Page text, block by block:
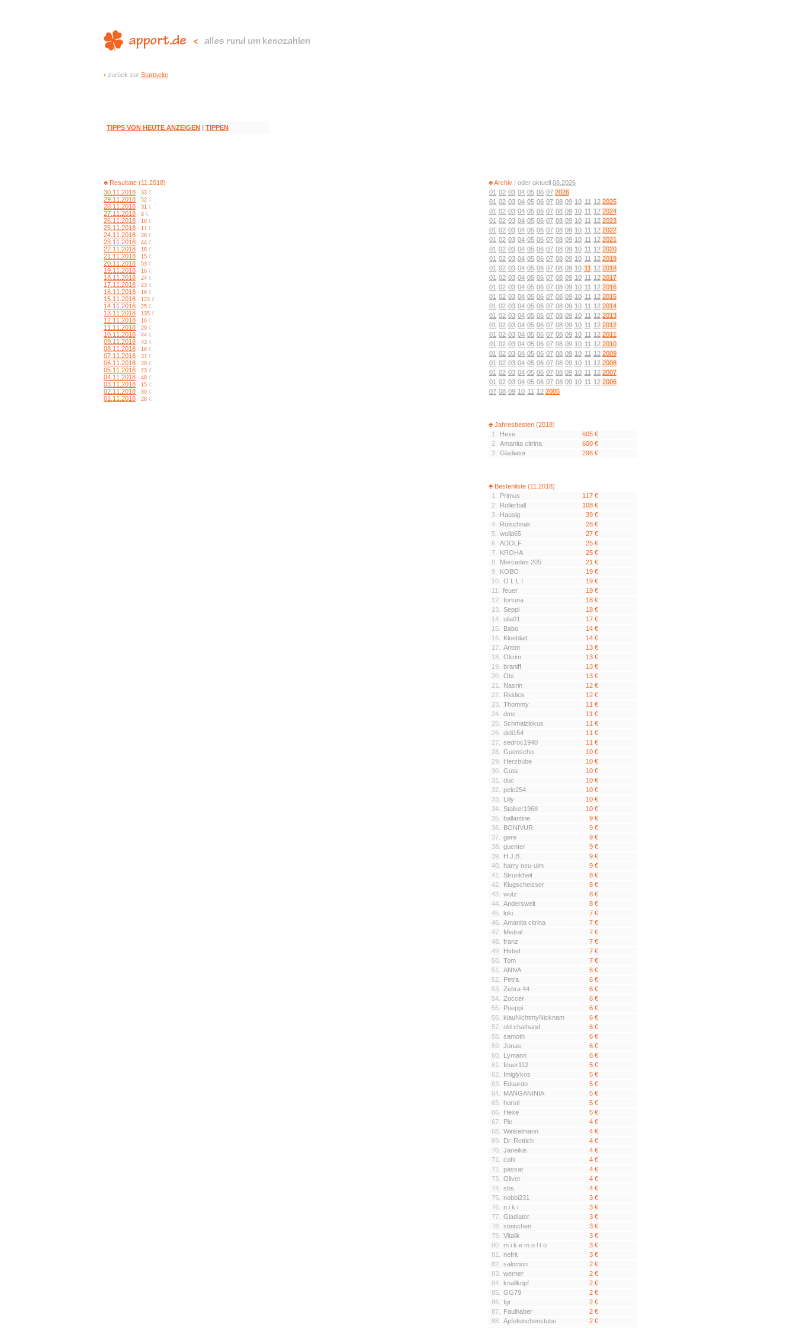
‹ zurück zur Startseite
TIPPS VON HEUTE ANZEIGEN | TIPPEN
♣ Resultate (11.2018)
30.11.2018 - 33 €
29.11.2018 - 52 €
28.11.2018 - 31 €
27.11.2018 - 8 €
26.11.2018 - 18 €
25.11.2018 - 17 €
24.11.2018 - 28 €
23.11.2018 - 44 €
22.11.2018 - 16 €
21.11.2018 - 15 €
20.11.2018 - 53 €
19.11.2018 - 16 €
18.11.2018 - 24 €
17.11.2018 - 23 €
16.11.2018 - 16 €
15.11.2018 - 123 €
14.11.2018 - 25 €
13.11.2018 - 135 €
12.11.2018 - 16 €
11.11.2018 - 29 €
10.11.2018 - 44 €
09.11.2018 - 43 €
08.11.2018 - 16 €
07.11.2018 - 37 €
06.11.2018 - 20 €
05.11.2018 - 23 €
04.11.2018 - 48 €
03.11.2018 - 15 €
02.11.2018 - 30 €
01.11.2018 - 28 €
♣ Archiv | oder aktuell 08.2026
01 02 03 04 05 06 07 2026
01 02 03 04 05 06 07 08 09 10 11 12 2025
01 02 03 04 05 06 07 08 09 10 11 12 2024
01 02 03 04 05 06 07 08 09 10 11 12 2023
01 02 03 04 05 06 07 08 09 10 11 12 2022
01 02 03 04 05 06 07 08 09 10 11 12 2021
01 02 03 04 05 06 07 08 09 10 11 12 2020
01 02 03 04 05 06 07 08 09 10 11 12 2019
01 02 03 04 05 06 07 08 09 10 11 12 2018
01 02 03 04 05 06 07 08 09 10 11 12 2017
01 02 03 04 05 06 07 08 09 10 11 12 2016
01 02 03 04 05 06 07 08 09 10 11 12 2015
01 02 03 04 05 06 07 08 09 10 11 12 2014
01 02 03 04 05 06 07 08 09 10 11 12 2013
01 02 03 04 05 06 07 08 09 10 11 12 2012
01 02 03 04 05 06 07 08 09 10 11 12 2011
01 02 03 04 05 06 07 08 09 10 11 12 2010
01 02 03 04 05 06 07 08 09 10 11 12 2009
01 02 03 04 05 06 07 08 09 10 11 12 2008
01 02 03 04 05 06 07 08 09 10 11 12 2007
01 02 03 04 05 06 07 08 09 10 11 12 2006
07 08 09 10 11 12 2005
♣ Jahresbesten (2018)
1.
Hexe
605 €
2.
Amanita citrina
600 €
3.
Gladiator 296 €
♣ Bestenliste (11.2018)
1.
Primus
117 €
2.
Rollerball
108 €
3.
Hausig
39 €
4.
Roischnak
28 €
5.
wolla65
27 €
6.
ADOLF
25 €
7.
KROHA
25 €
8.
Mercedes 205
21 €
9.
KOBO
19 €
10.
O L L I
19 €
11.
feuer
19 €
12.
fortuna
18 €
13.
Seppi
18 €
14.
ulla01
17 €
15.
Babo
14 €
16.
Kleeblatt
14 €
17.
Anton
13 €
18.
Okrim
13 €
19.
braniff
13 €
20.
Obi
13 €
21.
Nasrin
12 €
22.
Riddick
12 €
23.
Thommy
11 €
24.
dmc
11 €
25.
Schmalzlokus
11 €
26.
didi154
11 €
27.
sedroc1940
11 €
28.
Guenscho
10 €
29.
Herzbube
10 €
30.
Guta
10 €
31.
duc
10 €
32.
pele254
10 €
33.
Lilly
10 €
34.
Stalker1968
10 €
35.
ballantine
9 €
36.
BONIVUR
9 €
37.
gere
9 €
38.
guenter
9 €
39.
H.J.B.
9 €
40.
harry neu-ulm
9 €
41.
Strunkheit
8 €
42.
Klugscheisser
8 €
43.
wutz
8 €
44.
Anderswelt
8 €
45.
loki
7 €
46.
Amanita citrina
7 €
47.
Mistral
7 €
48.
franz
7 €
49.
Hirbel
7 €
50.
Tom
7 €
51.
ANNA
6 €
52.
Petra
6 €
53.
Zebra 44
6 €
54.
Zoccer
6 €
55.
Pueppi
6 €
56.
klauNichtmyNicknam
6 €
57.
old chathand
6 €
58.
samoth
6 €
59.
Jonas
6 €
60.
Lymann
6 €
61.
feuer112
5 €
62.
Imiglykos
5 €
63.
Eduardo
5 €
64.
MANGANINIA
5 €
65.
horsti
5 €
66.
Hexe
5 €
67.
Pie
4 €
68.
Winkelmann
4 €
69.
Dr. Rettich
4 €
70.
Janeikis
4 €
71.
cohi
4 €
72.
passat
4 €
73.
Oliver
4 €
74.
sbs
4 €
75.
nobbi231
3 €
76.
n i k i
3 €
77.
Gladiator
3 €
78.
steinchen
3 €
79.
Vitalik
3 €
80.
m i k e m o l t o
3 €
81.
nefrit
3 €
82.
salomon
2 €
83.
werner
2 €
84.
knallkopf
2 €
85.
GG79
2 €
86.
fgr
2 €
87.
Faulhaber
2 €
88.
Apfelsinchenstube
2 €